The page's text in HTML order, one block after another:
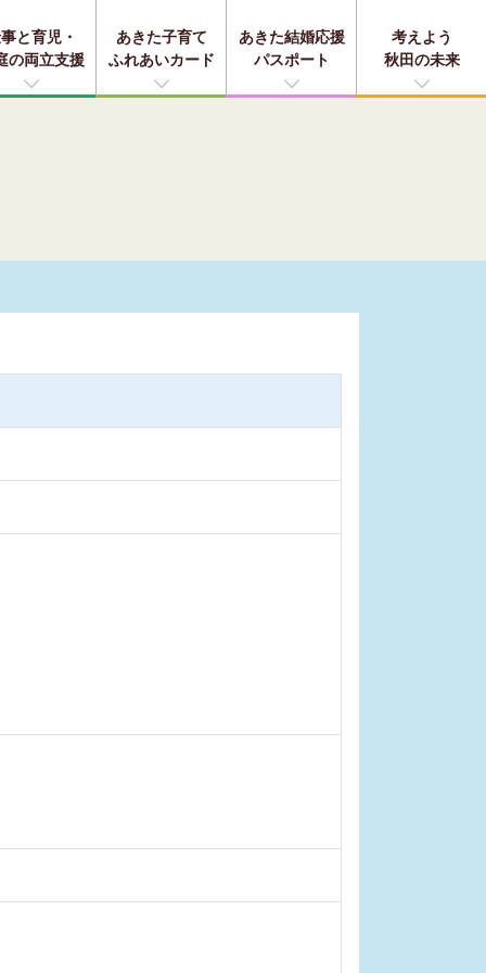
と育児・
の両立支援
あきた子育て
ふれあいカード
あきた結婚応援
パスポート
考えよう
秋田の未来